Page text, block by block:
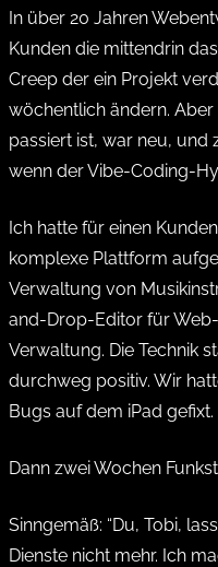
In über 20 Jahren
Kunden die mittendrin
Creep der ein Projekt
wöchentlich ändern.
passiert ist, war neu, und
wenn der Vibe-Coding-
Ich hatte für einen
komplexe Plattform
Verwaltung von
and-Drop-Editor für
Verwaltung. Die Technik
durchweg positiv. Wir
Bugs auf dem iPad gefixt.
Dann zwei Wochen
Sinngemäß: “Du, Tobi,
Dienste nicht mehr. Ich